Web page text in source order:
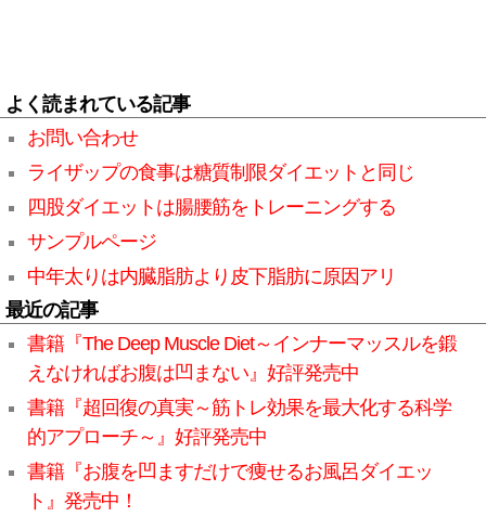
よく読まれている記事
お問い合わせ
ライザップの食事は糖質制限ダイエットと同じ
四股ダイエットは腸腰筋をトレーニングする
サンプルページ
中年太りは内臓脂肪より皮下脂肪に原因アリ
最近の記事
書籍『The Deep Muscle Diet～インナーマッスルを鍛
えなければお腹は凹まない』好評発売中
書籍『超回復の真実～筋トレ効果を最大化する科学
的アプローチ～』好評発売中
書籍『お腹を凹ますだけで痩せるお風呂ダイエッ
ト』発売中！